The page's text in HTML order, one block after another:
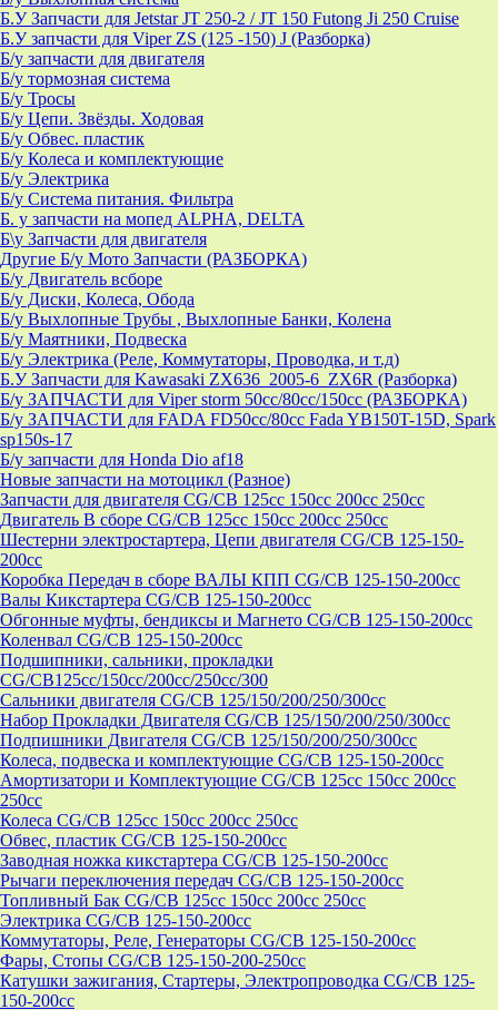
Б.У Запчасти для Jetstar JT 250-2 / JT 150 Futong Ji 250 Cruise
Б.У запчасти для Viper ZS (125 -150) J (Разборка)
Б/у запчасти для двигателя
Б/у тормозная система
Б/у Тросы
Б/у Цепи. Звёзды. Ходовая
Б/у Обвес. пластик
Б/у Колеса и комплектующие
Б/у Электрика
Б/у Система питания. Фильтра
Б. у запчасти на мопед ALPHA, DELTA
Б\у Запчасти для двигателя
Другие Б/у Мото Запчасти (РАЗБОРКА)
Б/у Двигатель всборе
Б/у Диски, Колеса, Обода
Б/у Выхлопные Трубы , Выхлопные Банки, Колена
Б/у Маятники, Подвеска
Б/у Электрика (Реле, Коммутаторы, Проводка, и т.д)
Б.У Запчасти для Kawasaki ZX636_2005-6_ZX6R (Разборка)
Б/у ЗАПЧАСТИ для Viper storm 50cc/80cc/150cc (РАЗБОРКА)
Б/у ЗАПЧАСТИ для FADA FD50cc/80cc Fada YB150T-15D, Spark
sp150s-17
Б/у запчасти для Honda Dio af18
Новые запчасти на мотоцикл (Разное)
Запчасти для двигателя CG/CB 125cc 150cc 200cc 250cc
Двигатель В сборе CG/CB 125cc 150cc 200cc 250cc
Шестерни электростартера, Цепи двигателя CG/CB 125-150-
200cc
Коробка Передач в сборе ВАЛЫ КПП CG/CB 125-150-200cc
Валы Кикстартера CG/CB 125-150-200cc
Обгонные муфты, бендиксы и Магнето CG/CB 125-150-200cc
Коленвал CG/CB 125-150-200cc
Подшипники, сальники, прокладки
CG/CB125сс/150cc/200cc/250cc/300
Сальники двигателя CG/CB 125/150/200/250/300cc
Набор Прокладки Двигателя CG/CB 125/150/200/250/300cc
Подпишники Двигателя CG/CB 125/150/200/250/300cc
Колеса, подвеска и комплектующие CG/CB 125-150-200cc
Амортизатори и Комплектующие CG/CB 125cc 150cc 200cc
250cc
Колеса CG/CB 125cc 150cc 200cc 250cc
Обвес, пластик CG/CB 125-150-200cc
Заводная ножка кикстартера CG/CB 125-150-200cc
Рычаги переключения передач CG/CB 125-150-200cc
Топливный Бак CG/CB 125cc 150cc 200cc 250cc
Электрика CG/CB 125-150-200cc
Коммутаторы, Реле, Генераторы CG/CB 125-150-200cc
Фары, Стопы CG/CB 125-150-200-250cc
Катушки зажигания, Стартеры, Электропроводка CG/CB 125-
150-200cc